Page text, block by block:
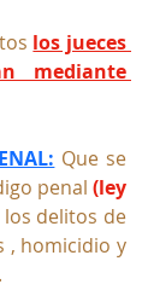
los jueces
mediante
Que se
penal (ley
delitos de
, homicidio y